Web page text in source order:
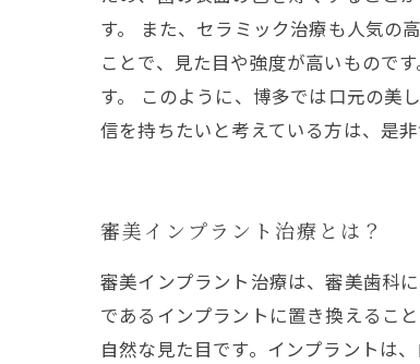
す。 また、セラミック治療も人気の
ことで、見た目や強度が高いもので
す。 このように、博多では口元の美
信を持ちたいと考えている方は、是
審美インプラント治療とは？
審美インプラント治療は、審美歯科
であるインプラントに置き換えるこ
自然な見た目です。インプラントは